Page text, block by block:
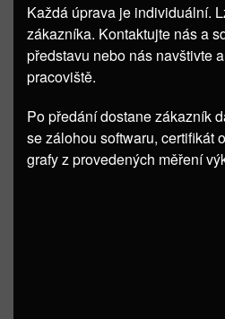
Každá úprava je individuální.
zákazníka. Kontaktujte nás a
představu nebo nás navštivte
pracoviště.
Po předání dostane zákazník
se zálohou softwaru, certifikát
grafy z provedených měření